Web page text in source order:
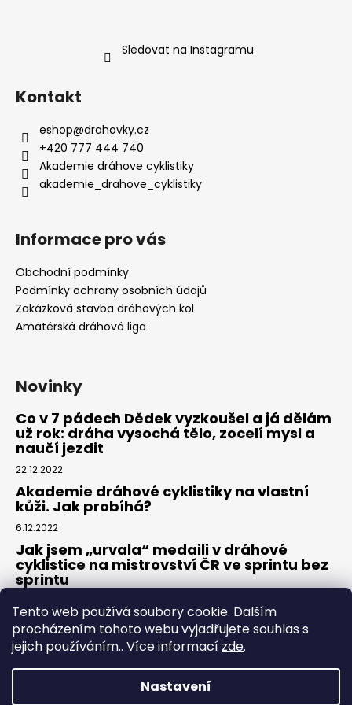
Tento web používá soubory cookie. Dalším
procházením tohoto webu vyjadřujete souhlas s
jejich používáním.. Více informací zde.
Nastavení
Sledovat na Instagramu
Kontakt
eshop@drahovky.cz
+420 777 444 740
Akademie dráhove cyklistiky
akademie_drahove_cyklistiky
Informace pro vás
Obchodní podmínky
Podmínky ochrany osobních údajů
Zakázková stavba dráhových kol
Amatérská dráhová liga
Novinky
Co v 7 pádech Dědek vyzkoušel a já dělám
už rok: dráha vysochá tělo, zocelí mysl a
naučí jezdit
22.12.2022
Akademie dráhové cyklistiky na vlastní
kůži. Jak probíhá?
6.12.2022
Jak jsem „urvala“ medaili v dráhové
cyklistice na mistrovství ČR ve sprintu bez
sprintu